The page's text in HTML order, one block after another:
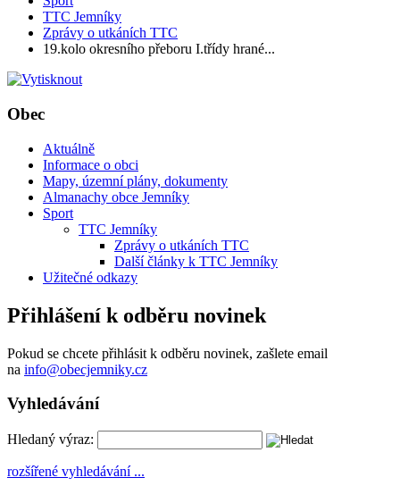
TTC Jemníky
Zprávy o utkáních TTC
19.kolo okresního přeboru I.třídy hrané...
Obec
Aktuálně
Informace o obci
Mapy, územní plány, dokumenty
Almanachy obce Jemníky
Sport
TTC Jemníky
Zprávy o utkáních TTC
Další články k TTC Jemníky
Užitečné odkazy
Přihlášení k odběru novinek
Pokud se chcete přihlásit k odběru novinek, zašlete email
na info@obecjemniky.cz
Vyhledávání
Hledaný výraz:
rozšířené vyhledávání ...